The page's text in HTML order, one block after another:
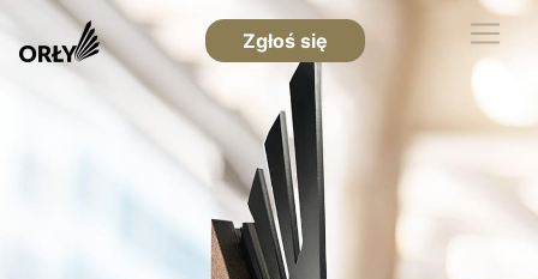
Zgłoś się